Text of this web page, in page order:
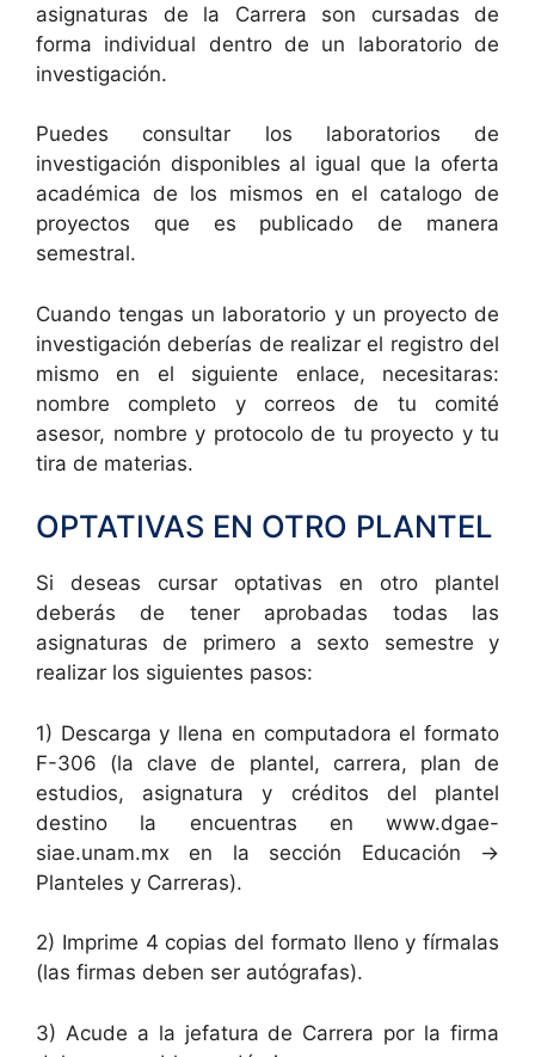
asignaturas de la Carrera son cursadas de
forma individual dentro de un laboratorio de
investigación.
Puedes consultar los laboratorios de
investigación disponibles al igual que la oferta
académica de los mismos en el catalogo de
proyectos que es publicado de manera
semestral.
Cuando tengas un laboratorio y un proyecto de
investigación deberías de realizar el registro del
mismo en el siguiente enlace, necesitaras:
nombre completo y correos de tu comité
asesor, nombre y protocolo de tu proyecto y tu
tira de materias.
OPTATIVAS EN OTRO PLANTEL
Si deseas cursar optativas en otro plantel
deberás de tener aprobadas todas las
asignaturas de primero a sexto semestre y
realizar los siguientes pasos:
1) Descarga y llena en computadora el formato
F-306 (la clave de plantel, carrera, plan de
estudios, asignatura y créditos del plantel
destino la encuentras en www.dgae-
siae.unam.mx en la sección Educación ->
Planteles y Carreras).
2) Imprime 4 copias del formato lleno y fírmalas
(las firmas deben ser autógrafas).
3) Acude a la jefatura de Carrera por la firma